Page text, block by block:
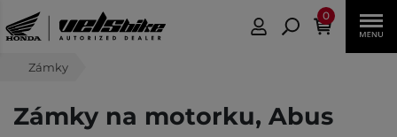
0
Zámky
Zámky na motorku, Abus